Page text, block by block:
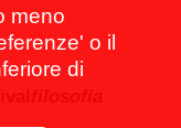
meno
o il
di